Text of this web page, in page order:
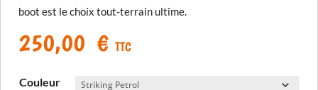
boot est le choix tout-terrain ultime.
250,00 € TTC
Couleur